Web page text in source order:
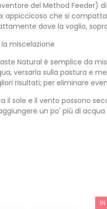
del Method Feeder)
appiccicoso che si
dove la voglio,
miscelazione
Natural è semplice da
versarla sulla pastura e
risultati; per eliminare
il sole e il vento possono
un po' più di